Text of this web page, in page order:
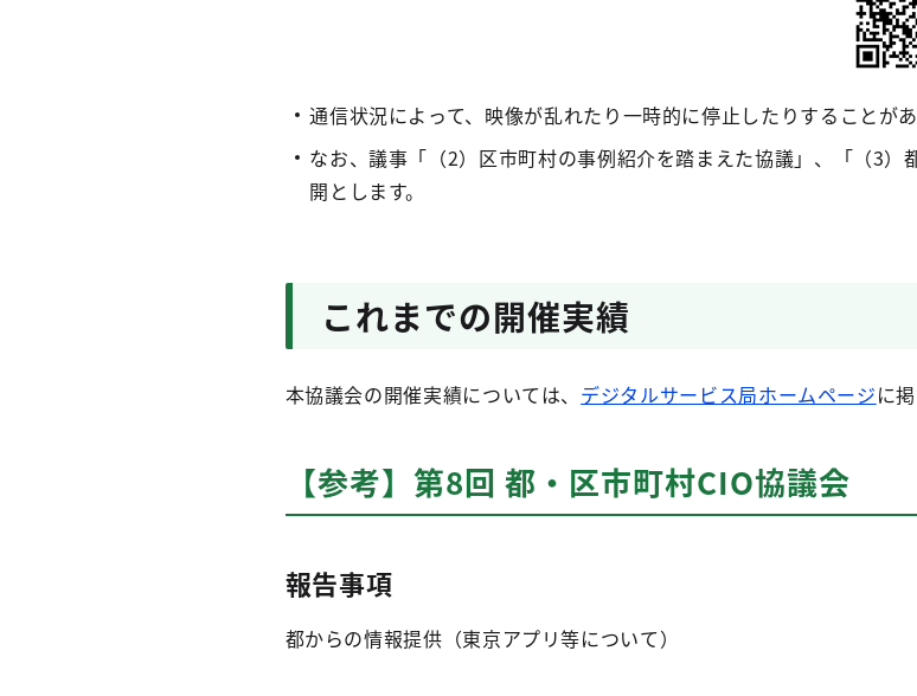
通信状況によって、映像が乱れたり一時的に停止したりすることが
なお、議事「（2）区市町村の事例紹介を踏まえた協議」、「（3
開とします。
これまでの開催実績
本協議会の開催実績については、 デジタルサービス局ホームページに
【参考】第8回 都・区市町村CIO協議会
報告事項
都からの情報提供（東京アプリ等について）